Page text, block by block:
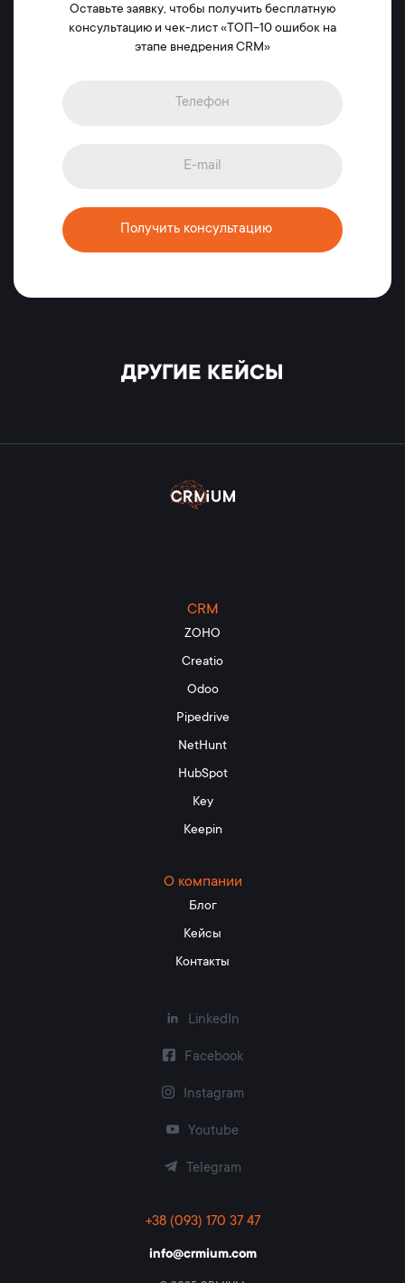
Оставьте заявку, чтобы получить бесплатную
консультацию и чек-лист «ТОП-10 ошибок на
этапе внедрения CRM»
Получить консультацию
ДРУГИЕ КЕЙСЫ
CRM
ZOHO
Creatio
Odoo
Pipedrive
NetHunt
HubSpot
Key
Keepin
О компании
Блог
Кейсы
Контакты
LinkedIn
Facebook
Instagram
Youtube
Telegram
+38 (093) 170 37 47
info@crmium.com